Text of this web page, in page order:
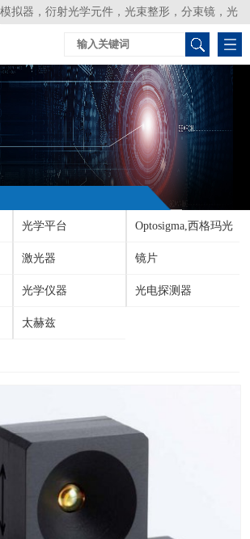
拟器，衍射光学元件，光束整形，分束镜，光
束分析仪，Layertec
光学平台 Optosigma,西格玛光
机
激光器 镜片
光学仪器 光电探测器
太赫兹